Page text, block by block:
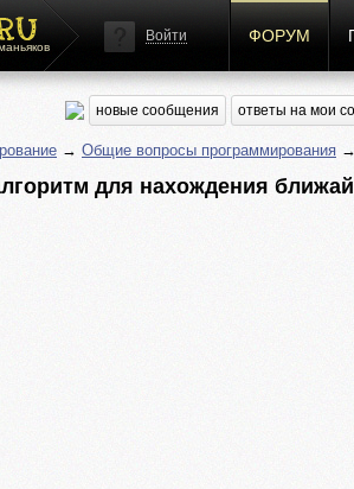
Войти ФОРУМ
новые сообщения ответы на мои
→ Общие вопросы программирования
для нахождения